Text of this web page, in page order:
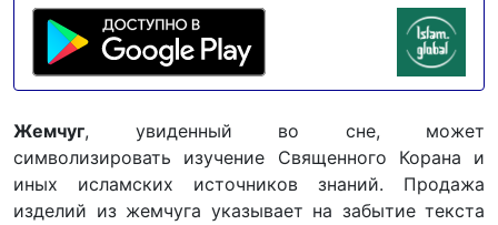
Жемчуг, увиденный во сне, может
символизировать изучение Священного Корана и
иных исламских источников знаний. Продажа
изделий из жемчуга указывает на забытие текста